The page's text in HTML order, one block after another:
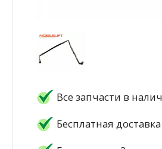
Все запчасти в
Бесплатная